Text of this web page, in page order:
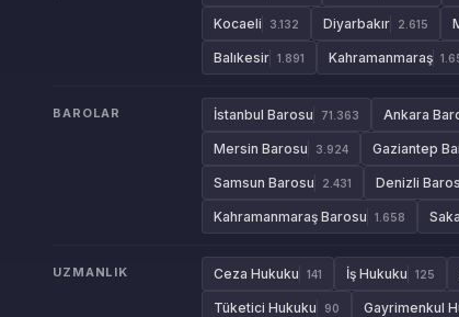
Kocaeli 3.132 Diyarbakır 2.615
Balıkesir 1.891 Kahramanmaraş
BAROLAR İstanbul Barosu 71.363 Ankara
Mersin Barosu 3.924 Gaziantep
Samsun Barosu 2.431 Denizli
Kahramanmaraş Barosu 1.658
UZMANLIK Ceza Hukuku 141 İş Hukuku 125
Tüketici Hukuku 90 Gayrimenkul